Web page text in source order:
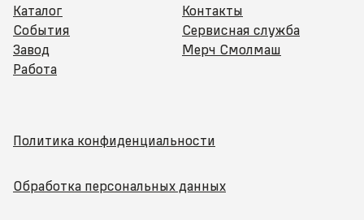
Каталог
События
Завод
Работа
Контакты
Сервисная служба
Мерч Смолмаш
Политика конфиденциальности
Обработка персональных данных